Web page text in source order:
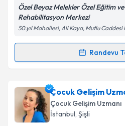
kapsamda işlenmesini
Özel Beyaz Melekler Özel Eğitim ve
Rehabilitasyon Merkezi
50.yıl Mahallesi, Ali Kaya, Mutlu Caddesi
Randevu
Randevu Takvimi
Çocuk Gelişim Simge
takvimi talebi oluşturun. Size
almanız için bir takvim
bilgilendireceğiz.
Çocuk Gelişim
Çocuk Gelişim Uzmanı
İstanbul, Şişli